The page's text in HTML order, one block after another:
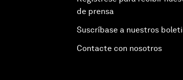
de prensa
Suscríbase a nuestros
Contacte con nosotros